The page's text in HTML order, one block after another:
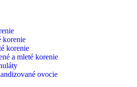
korenie
korenie
a mleté korenie
ovocie